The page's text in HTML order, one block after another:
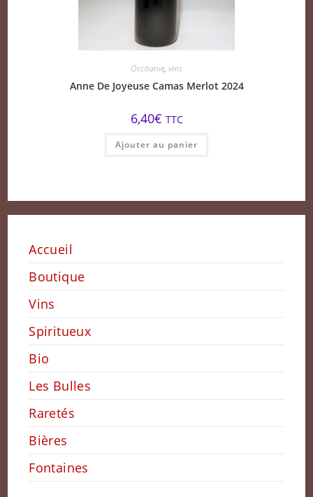
Occitanie, vins
Anne De Joyeuse Camas Merlot 2024
6,40€ TTC
Ajouter au panier
Accueil
Boutique
Vins
Spiritueux
Bio
Les Bulles
Raretés
Bières
Fontaines